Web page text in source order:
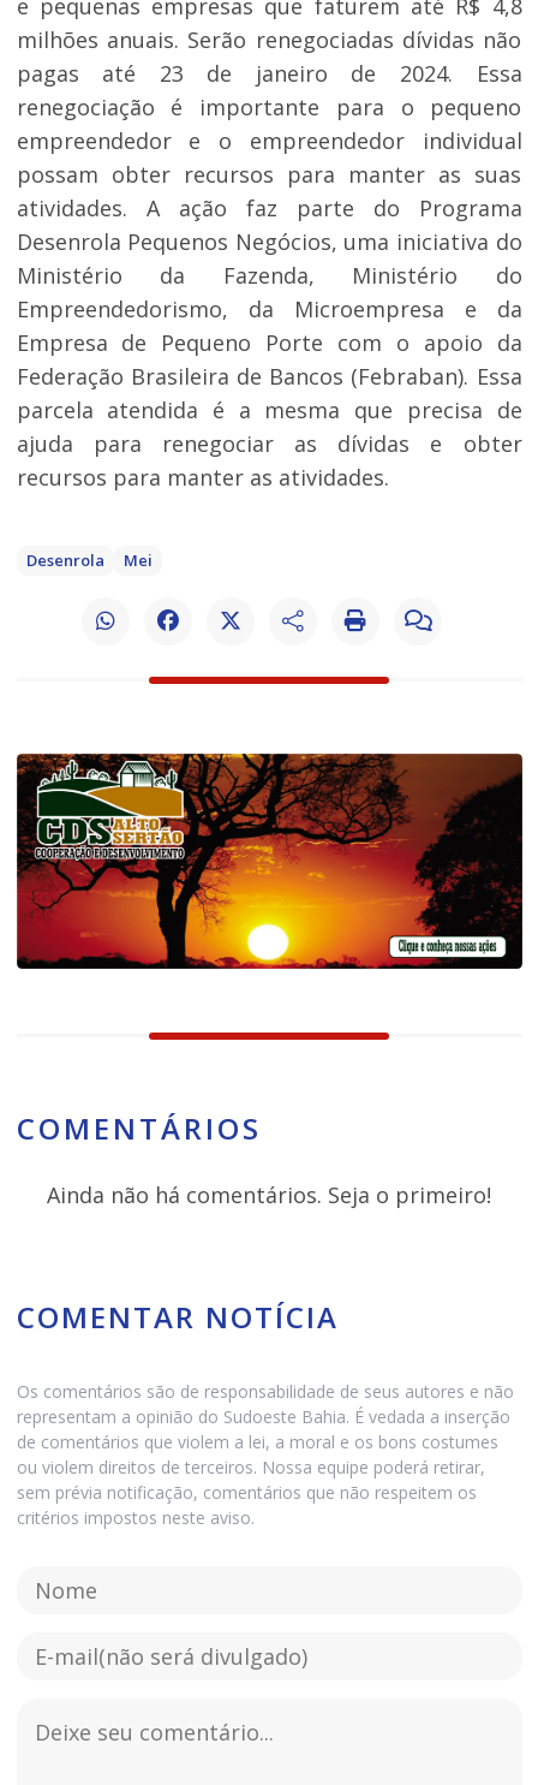
e pequenas empresas que faturem até R$ 4,8
milhões anuais. Serão renegociadas dívidas não
pagas até 23 de janeiro de 2024. Essa
renegociação é importante para o pequeno
empreendedor e o empreendedor individual
possam obter recursos para manter as suas
atividades. A ação faz parte do Programa
Desenrola Pequenos Negócios, uma iniciativa do
Ministério da Fazenda, Ministério do
Empreendedorismo, da Microempresa e da
Empresa de Pequeno Porte com o apoio da
Federação Brasileira de Bancos (Febraban). Essa
parcela atendida é a mesma que precisa de
ajuda para renegociar as dívidas e obter
recursos para manter as atividades.
Desenrola Mei
COMENTÁRIOS
Ainda não há comentários. Seja o primeiro!
COMENTAR NOTÍCIA
Os comentários são de responsabilidade de seus autores e não
representam a opinião do Sudoeste Bahia. É vedada a inserção
de comentários que violem a lei, a moral e os bons costumes
ou violem direitos de terceiros. Nossa equipe poderá retirar,
sem prévia notificação, comentários que não respeitem os
critérios impostos neste aviso.